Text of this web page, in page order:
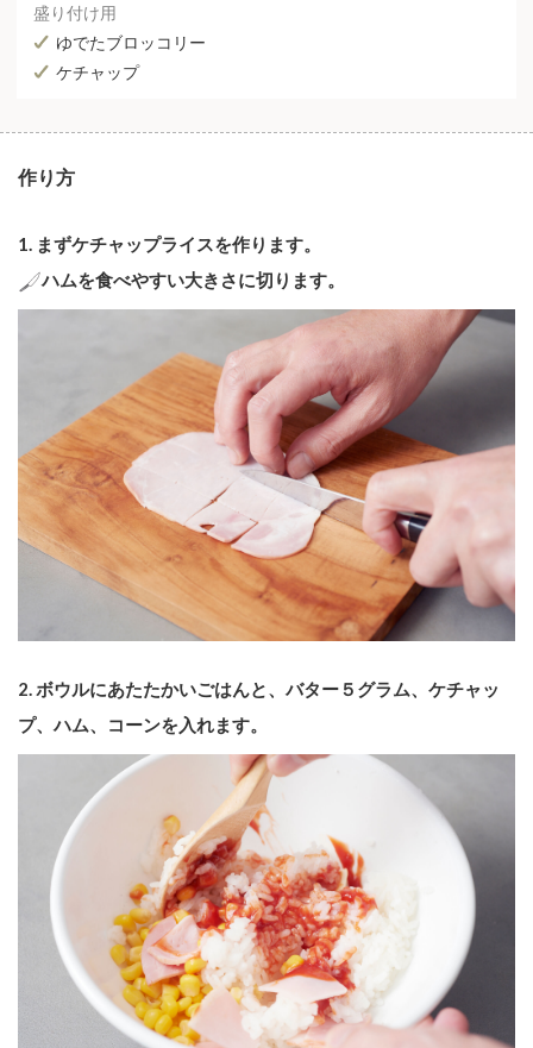
盛り付け用
ゆでたブロッコリー
ケチャップ
作り方
1. まずケチャップライスを作ります。
ハムを食べやすい大きさに切ります。
2. ボウルにあたたかいごはんと、バター５グラム、ケチャッ
プ、ハム、コーンを入れます。